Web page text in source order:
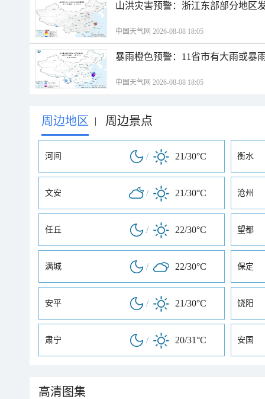
山洪灾害预警：浙江东部部分地区
中国天气网 2026-08-08 18:05
暴雨橙色预警：11省市有大雨或暴
中国天气网 2026-08-08 18:05
周边地区 | 周边景点
河间 / 21/30°C 衡水
文安 / 21/30°C 沧州
任丘 / 22/30°C 望都
满城 / 22/30°C 保定
安平 / 21/30°C 饶阳
肃宁 / 20/31°C 安国
高清图集